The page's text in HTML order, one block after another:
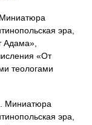
эра,
Адама»,
«От
теологами
Миниатюра
эра,